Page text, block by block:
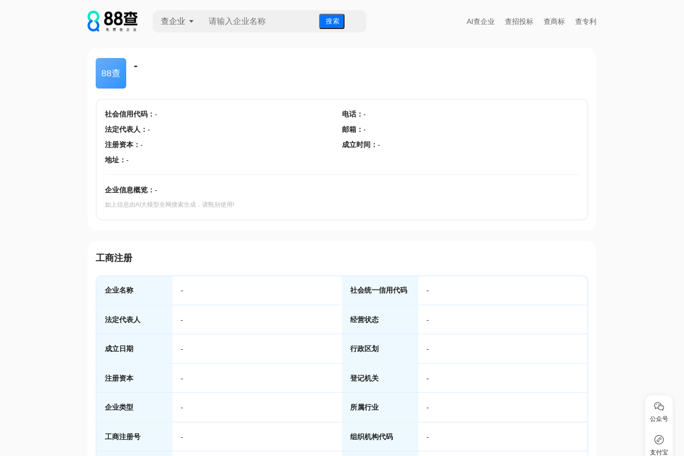
查企业 搜 索 AI查企业 查招投标 查商标 查专利
88查
-
社会信用代码： - 电话： -
法定代表人 ： - 邮箱 ： -
注册资本： - 成立时间 ： -
地址： -
企业信息概览： -
如上信息由AI大模型全网搜索生成，请甄别使用!
工商注册
企业名称 - 社会统一信用代码 -
法定代表人 - 经营状态 -
成立日期 - 行政区划 -
注册资本 - 登记机关 -
企业类型 - 所属行业 -
工商注册号 - 组织机构代码 -
公众号
支付宝